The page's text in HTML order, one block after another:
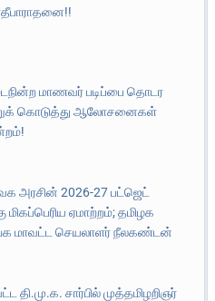
மாணவர் படிப்பை தொடர
கொடுத்து ஆலோசனைகள்
அரசின் 2026-27 பட்ஜெட்
மிகப்பெரிய ஏமாற்றம்; தமிழக
மாவட்ட செயலாளர் நீலகண்டன்
தி.மு.க. சார்பில் முத்தமிழறிஞர்